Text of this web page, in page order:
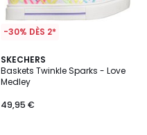
-30% DÈS 2*
SKECHERS
Baskets Twinkle Sparks - Love
Medley
49,95 €